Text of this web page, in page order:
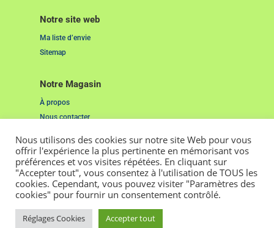
Notre site web
Ma liste d’envie
Sitemap
Notre Magasin
À propos
Nous contacter
Liens Utiles
Mentions Légales
Cookies
2022. Tous droits réservés. Pensé et réalisé par
Nous utilisons des cookies sur notre site Web pour vous
offrir l'expérience la plus pertinente en mémorisant vos
préférences et vos visites répétées. En cliquant sur
"Accepter tout", vous consentez à l'utilisation de TOUS les
cookies. Cependant, vous pouvez visiter "Paramètres des
cookies" pour fournir un consentement contrôlé.
Réglages Cookies Accepter tout